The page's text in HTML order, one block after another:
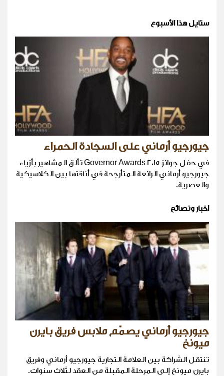
ستايل هذا الأسبوع
جيورجيو أرماني على السجادة الحمراء
في حفل جوائز Governor Awards 2015 تألق المشاهير بأزياء
جيورجيو أرماني الرائعة المتأرجحة في أناقتها بين الكلاسيكية
والعصرية.
اخبار ونصائح
جيورجيو أرماني يصمّم ملابس فريق بايرن
ميونخ
تنتقل الشراكة بين العلامة التجارية جيورجيو أرماني وفريق
بايرن ميونخ إلى المرحلة المقبلة من العقد لثلاث سنوات.